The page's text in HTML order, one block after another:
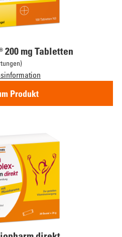
200 mg Tabletten
Produkt